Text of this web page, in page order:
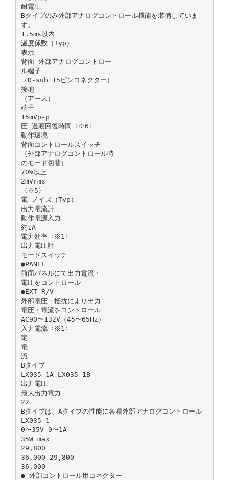
耐電圧
Bタイプのみ外部アナログコントロール機能を装備していま
す。
1.5ms以内
温度係数（Typ）
表示
背面 外部アナログコントロー
ル端子
（D-sub 15ピンコネクター）
接地
（アース）
端子
15mVp-p
圧 過渡回復時間〈※6〉
動作環境
背面コントロールスイッチ
（外部アナログコントロール時
のモード切替）
70%以上
2mVrms
〈※5〉
電 ノイズ（Typ）
出力電流計
動作電源入力
約1A
電力効率〈※1〉
出力電圧計
モードスイッチ
●PANEL
前面パネルにて出力電流・
電圧をコントロール
●EXT R/V
外部電圧・抵抗により出力
電圧・電流をコントロール
AC90〜132V（45〜65Hz）
入力電流〈※1〉
定
電
流
Bタイプ
LX035-1A LX035-1B
出力電圧
最大出力電力
22
Bタイプは、Aタイプの性能に各種外部アナログコントロール
LX035-1
0〜35V 0〜1A
35W max
29,800
36,000 29,800
36,000
● 外部コントロール用コネクター